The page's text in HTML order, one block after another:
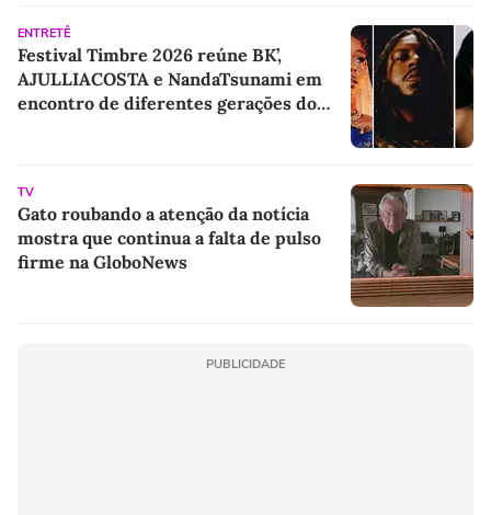
ENTRETÊ
Festival Timbre 2026 reúne BK’,
AJULLIACOSTA e NandaTsunami em
encontro de diferentes gerações do
TV
Gato roubando a atenção da notícia
mostra que continua a falta de pulso
firme na GloboNews
PUBLICIDADE